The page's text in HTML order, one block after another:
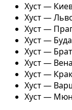
Хуст —
Хуст —
Хуст —
Хуст —
Хуст —
Хуст — Вена
Хуст —
Хуст —
Хуст —